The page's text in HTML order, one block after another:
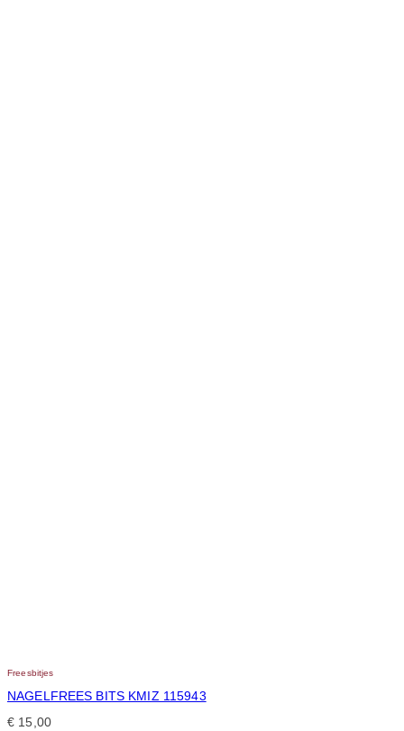
Freesbitjes
NAGELFREES BITS KMIZ 115943
€ 15,00